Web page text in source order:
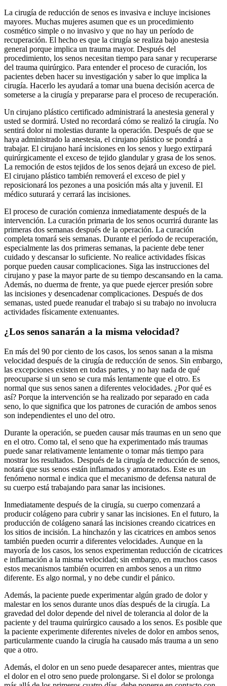
La cirugía de reducción de senos es invasiva e incluye incisiones
mayores. Muchas mujeres asumen que es un procedimiento
cosmético simple o no invasivo y que no hay un período de
recuperación. El hecho es que la cirugía se realiza bajo anestesia
general porque implica un trauma mayor. Después del
procedimiento, los senos necesitan tiempo para sanar y recuperarse
del trauma quirúrgico. Para entender el proceso de curación, los
pacientes deben hacer su investigación y saber lo que implica la
cirugía. Hacerlo les ayudará a tomar una buena decisión acerca de
someterse a la cirugía y prepararse para el proceso de recuperación.
Un cirujano plástico certificado administrará la anestesia general y
usted se dormirá. Usted no recordará cómo se realizó la cirugía. No
sentirá dolor ni molestias durante la operación. Después de que se
haya administrado la anestesia, el cirujano plástico se pondrá a
trabajar. El cirujano hará incisiones en los senos y luego extirpará
quirúrgicamente el exceso de tejido glandular y grasa de los senos.
La remoción de estos tejidos de los senos dejará un exceso de piel.
El cirujano plástico también removerá el exceso de piel y
reposicionará los pezones a una posición más alta y juvenil. El
médico suturará y cerrará las incisiones.
El proceso de curación comienza inmediatamente después de la
intervención. La curación primaria de los senos ocurrirá durante las
primeras dos semanas después de la operación. La curación
completa tomará seis semanas. Durante el período de recuperación,
especialmente las dos primeras semanas, la paciente debe tener
cuidado y descansar lo suficiente. No realice actividades físicas
porque pueden causar complicaciones. Siga las instrucciones del
cirujano y pase la mayor parte de su tiempo descansando en la cama.
Además, no duerma de frente, ya que puede ejercer presión sobre
las incisiones y desencadenar complicaciones. Después de dos
semanas, usted puede reanudar el trabajo si su trabajo no involucra
actividades físicamente extenuantes.
¿Los senos sanarán a la misma velocidad?
En más del 90 por ciento de los casos, los senos sanan a la misma
velocidad después de la cirugía de reducción de senos. Sin embargo,
las excepciones existen en todas partes, y no hay nada de qué
preocuparse si un seno se cura más lentamente que el otro. Es
normal que sus senos sanen a diferentes velocidades. ¿Por qué es
así? Porque la intervención se ha realizado por separado en cada
seno, lo que significa que los patrones de curación de ambos senos
son independientes el uno del otro.
Durante la operación, se pueden causar más traumas en un seno que
en el otro. Como tal, el seno que ha experimentado más traumas
puede sanar relativamente lentamente o tomar más tiempo para
mostrar los resultados. Después de la cirugía de reducción de senos,
notará que sus senos están inflamados y amoratados. Este es un
fenómeno normal e indica que el mecanismo de defensa natural de
su cuerpo está trabajando para sanar las incisiones.
Inmediatamente después de la cirugía, su cuerpo comenzará a
producir colágeno para cubrir y sanar las incisiones. En el futuro, la
producción de colágeno sanará las incisiones creando cicatrices en
los sitios de incisión. La hinchazón y las cicatrices en ambos senos
también pueden ocurrir a diferentes velocidades. Aunque en la
mayoría de los casos, los senos experimentan reducción de cicatrices
e inflamación a la misma velocidad; sin embargo, en muchos casos
estos mecanismos también ocurren en ambos senos a un ritmo
diferente. Es algo normal, y no debe cundir el pánico.
Además, la paciente puede experimentar algún grado de dolor y
malestar en los senos durante unos días después de la cirugía. La
gravedad del dolor depende del nivel de tolerancia al dolor de la
paciente y del trauma quirúrgico causado a los senos. Es posible que
la paciente experimente diferentes niveles de dolor en ambos senos,
particularmente cuando la cirugía ha causado más trauma a un seno
que a otro.
Además, el dolor en un seno puede desaparecer antes, mientras que
el dolor en el otro seno puede prolongarse. Si el dolor se prolonga